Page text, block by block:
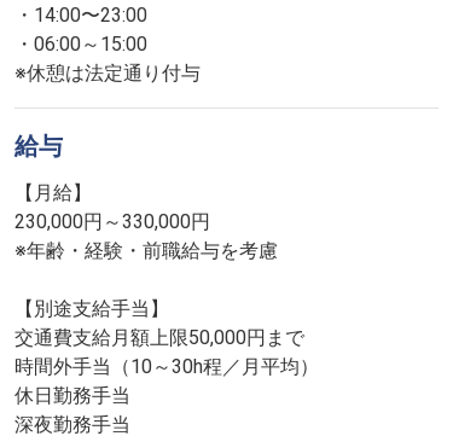
・14:00〜23:00
・06:00～15:00
※休憩は法定通り付与
給与
【月給】
230,000円～330,000円
※年齢・経験・前職給与を考慮
【別途支給手当】
交通費支給月額上限50,000円まで
時間外手当（10～30h程／月平均）
休日勤務手当
深夜勤務手当